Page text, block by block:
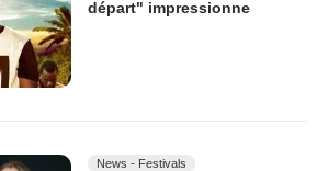
départ" impressionne
News - Festivals